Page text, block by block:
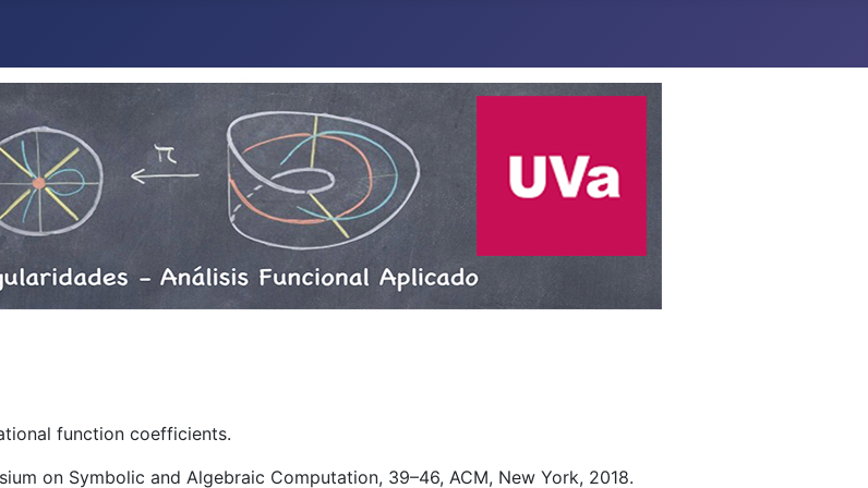
function coefficients.
on Symbolic and Algebraic Computation, 39–46, ACM, New York, 2018.